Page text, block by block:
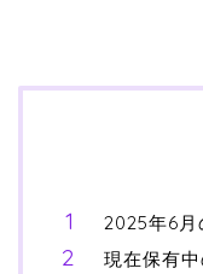
2025年6月
現在保有